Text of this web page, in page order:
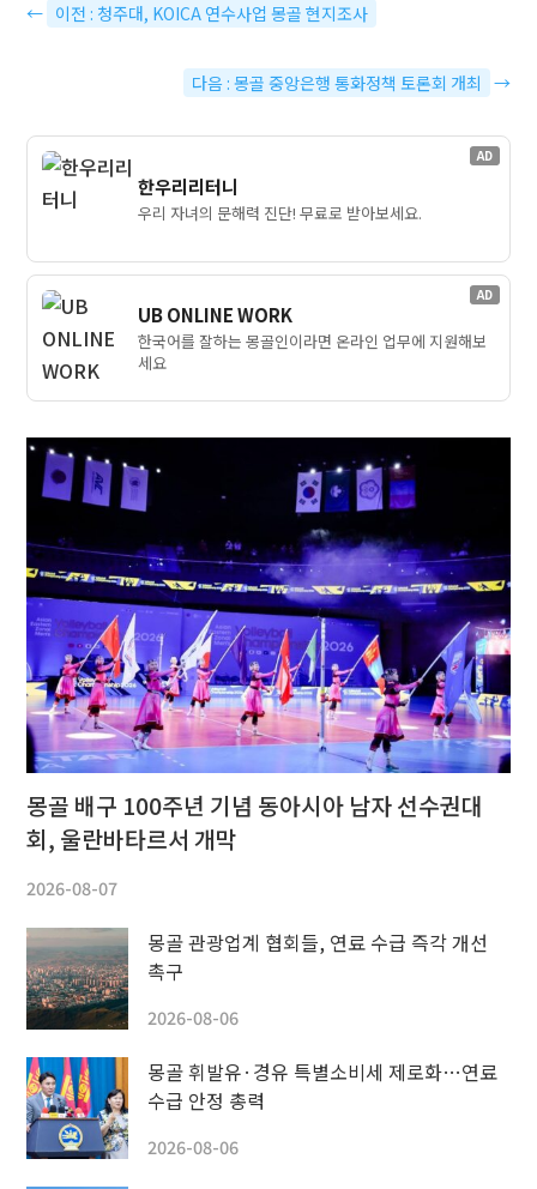
← 이전 : 청주대, KOICA 연수사업 몽골 현지조사
다음 : 몽골 중앙은행 통화정책 토론회 개최 →
AD
한우리리터니
우리 자녀의 문해력 진단! 무료로 받아보세요.
AD
UB ONLINE WORK
한국어를 잘하는 몽골인이라면 온라인 업무에 지원해보
세요
몽골 배구 100주년 기념 동아시아 남자 선수권대
회, 울란바타르서 개막
2026-08-07
몽골 관광업계 협회들, 연료 수급 즉각 개선
촉구
2026-08-06
몽골 휘발유·경유 특별소비세 제로화…연료
수급 안정 총력
2026-08-06